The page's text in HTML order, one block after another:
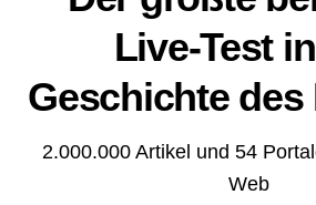
Live-Test
Geschichte des
2.000.000 Artikel und 54
Web